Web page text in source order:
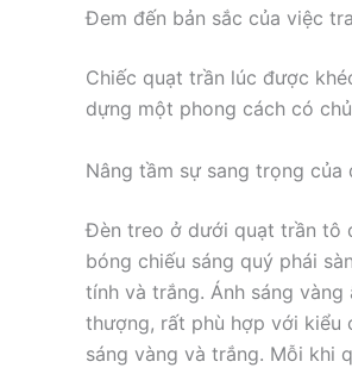
Đem đến bản sắc của việc
Chiếc quạt trần lúc được
dựng một phong cách có
Nâng tầm sự sang trọng của
Đèn treo ở dưới quạt trần tô
bóng chiếu sáng quý phái
tính và trắng. Ánh sáng
thượng, rất phù hợp với kiểu
sáng vàng và trắng. Mỗi khi